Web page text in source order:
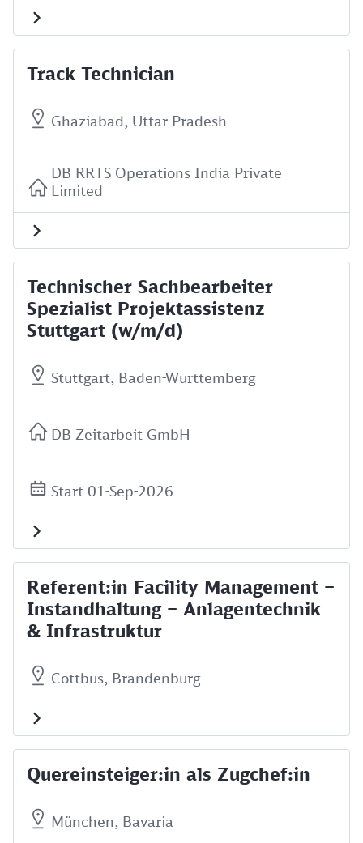
Track Technician
Ghaziabad, Uttar Pradesh
DB RRTS Operations India Private
Limited
Technischer Sachbearbeiter
Spezialist Projektassistenz
Stuttgart (w/m/d)
Stuttgart, Baden-Wurttemberg
DB Zeitarbeit GmbH
Start 01-Sep-2026
Referent:in Facility Management –
Instandhaltung – Anlagentechnik
& Infrastruktur
Cottbus, Brandenburg
Quereinsteiger:in als Zugchef:in
München, Bavaria